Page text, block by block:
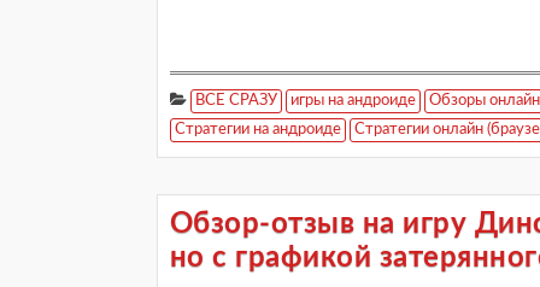
ВСЕ СРАЗУ игры на андроиде
Обзоры онлайн
Стратегии на андроиде
Стратегии онлайн
Обзор-отзыв на игру
но с графикой